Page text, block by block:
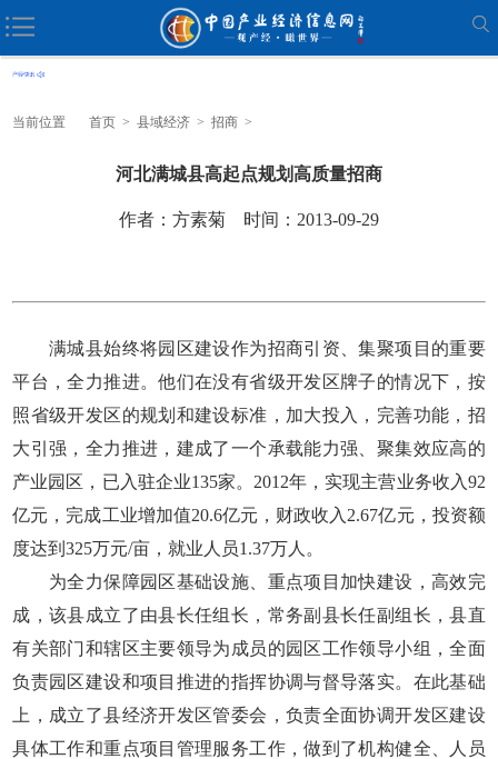
当前位置 首页 > 县域经济 > 招商 >
河北满城县高起点规划高质量招商
作者：方素菊 时间：2013-09-29
满城县始终将园区建设作为招商引资、集聚项目的重要
平台，全力推进。他们在没有省级开发区牌子的情况下，按
照省级开发区的规划和建设标准，加大投入，完善功能，招
大引强，全力推进，建成了一个承载能力强、聚集效应高的
产业园区，已入驻企业135家。2012年，实现主营业务收入92
亿元，完成工业增加值20.6亿元，财政收入2.67亿元，投资额
度达到325万元/亩，就业人员1.37万人。
为全力保障园区基础设施、重点项目加快建设，高效完
成，该县成立了由县长任组长，常务副县长任副组长，县直
有关部门和辖区主要领导为成员的园区工作领导小组，全面
负责园区建设和项目推进的指挥协调与督导落实。在此基础
上，成立了县经济开发区管委会，负责全面协调开发区建设
具体工作和重点项目管理服务工作，做到了机构健全、人员